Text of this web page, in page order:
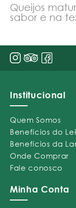
Queijos
sabor e na
Institucional
Quem Somos
Benefícios do
Benefícios da
Onde Comprar
Fale conosco
Minha Conta